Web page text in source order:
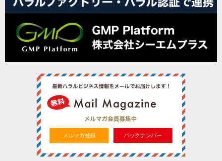
メルマガ登録 バックナンバー